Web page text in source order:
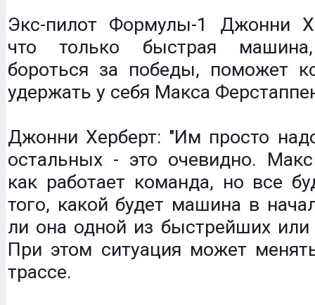
Экс-пилот Формулы-1 Джонни
что только быстрая
бороться за победы, поможет
удержать у себя Макса
Джонни Херберт: "Им просто
остальных - это очевидно.
как работает команда, но все
того, какой будет машина в
ли она одной из быстрейших
При этом ситуация может
трассе.